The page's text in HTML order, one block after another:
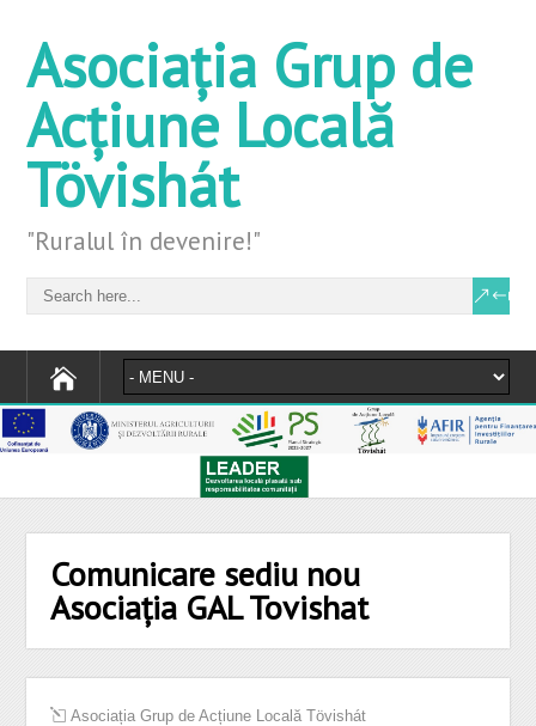
Asociația Grup de
Acțiune Locală
Tövishát
"Ruralul în devenire!"
Comunicare sediu nou
Asociația GAL Tovishat
Asociația Grup de Acțiune Locală Tövishát